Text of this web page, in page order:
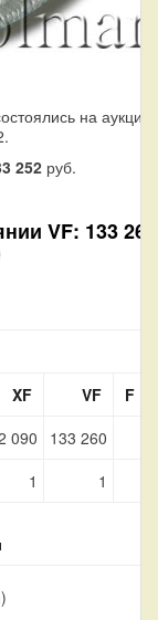
на
252руб.
VF: 133 260
XF VF
F
090
133 260
1 1